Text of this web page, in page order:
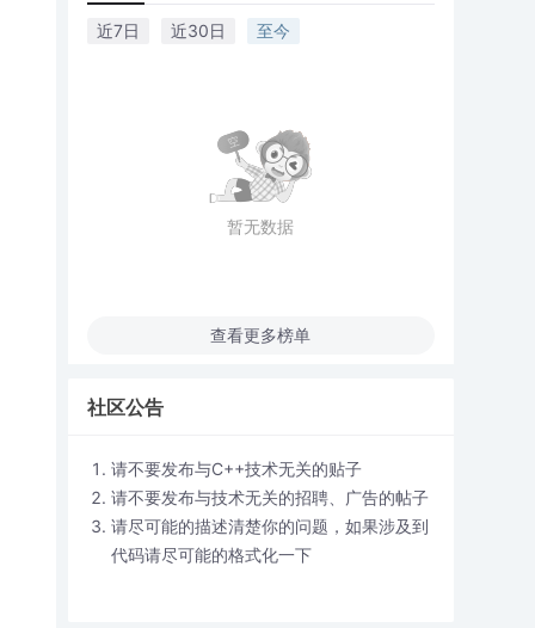
近7日 近30日 至今
暂无数据
查看更多榜单
社区公告
请不要发布与C++技术无关的贴子
请不要发布与技术无关的招聘、广告的帖子
请尽可能的描述清楚你的问题，如果涉及到
代码请尽可能的格式化一下